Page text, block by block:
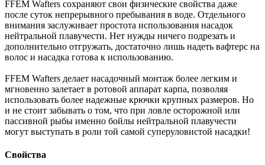
FFEM Wafters сохраняют свои физические свойства даже
после суток непрерывного пребывания в воде. Отдельного
внимания заслуживает простота использования насадок
нейтральной плавучести. Нет нужды ничего подрезать и
дополнительно отгружать, достаточно лишь надеть вафтерс на
волос и насадка готова к использованию.
FFEM Wafters делает насадочный монтаж более легким и
мгновенно залетает в ротовой аппарат карпа, позволяя
использовать более надежные крючки крупных размеров. Но
и не стоит забывать о том, что при ловле осторожной или
пассивной рыбы именно бойлы нейтральной плавучести
могут выступать в роли той самой суперуловистой насадки!
Свойства